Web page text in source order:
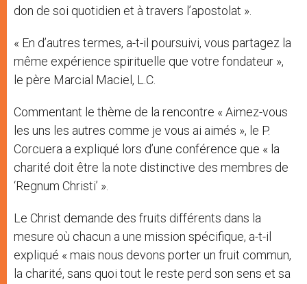
don de soi quotidien et à travers l’apostolat ».
« En d’autres termes, a-t-il poursuivi, vous partagez la
même expérience spirituelle que votre fondateur »,
le père Marcial Maciel, L.C.
Commentant le thème de la rencontre « Aimez-vous
les uns les autres comme je vous ai aimés », le P.
Corcuera a expliqué lors d’une conférence que « la
charité doit être la note distinctive des membres de
‘Regnum Christi’ ».
Le Christ demande des fruits différents dans la
mesure où chacun a une mission spécifique, a-t-il
expliqué « mais nous devons porter un fruit commun,
la charité, sans quoi tout le reste perd son sens et sa